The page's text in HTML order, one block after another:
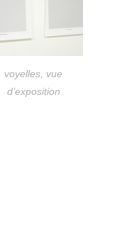
voyelles, vue
d’exposition